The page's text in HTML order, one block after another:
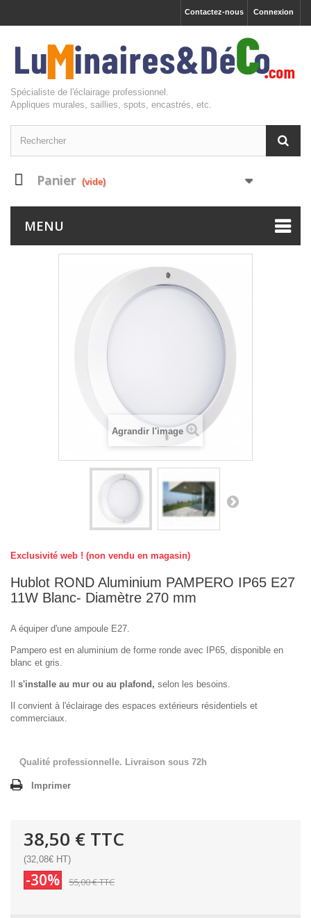
Connexion
Contactez-nous
Spécialiste de l'éclairage professionnel.
Appliques murales, saillies, spots, encastrés, etc.
Panier (vide)
MENU
Agrandir l'image
Exclusivité web ! (non vendu en magasin)
Hublot ROND Aluminium PAMPERO IP65 E27
11W Blanc- Diamètre 270 mm
A équiper d'une ampoule E27.
Pampero est en aluminium de forme ronde avec IP65, disponible en
blanc et gris.
s'installe au mur ou au plafond, selon les besoins.
Il convient à l'éclairage des espaces extérieurs résidentiels et
commerciaux.
Qualité professionnelle. Livraison sous 72h
Imprimer
38,50 € TTC
(32,08€ HT)
-30% 55,00 €TTC